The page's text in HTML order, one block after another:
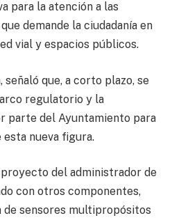
para la atención a las
demande la ciudadanía en
vial y espacios públicos.
que, a corto plazo, se
regulatorio y la
parte del Ayuntamiento para
nueva figura.
del administrador de
con otros componentes,
sensores multipropósitos